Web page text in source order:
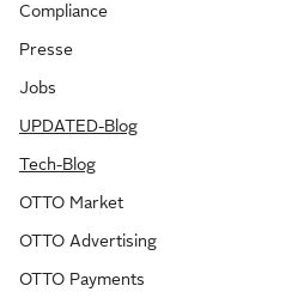
Compliance
Presse
Jobs
UPDATED-Blog
Tech-Blog
OTTO Market
OTTO Advertising
OTTO Payments